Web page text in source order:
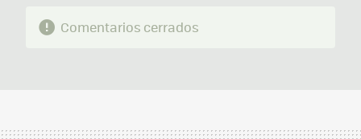
Comentarios cerrados